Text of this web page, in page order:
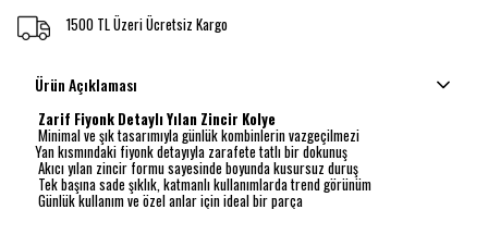
1500 TL Üzeri Ücretsiz Kargo
Ürün Açıklaması
Zarif Fiyonk Detaylı Yılan Zincir Kolye
Minimal ve şık tasarımıyla günlük kombinlerin vazgeçilmezi
Yan kısmındaki fiyonk detayıyla zarafete tatlı bir dokunuş
Akıcı yılan zincir formu sayesinde boyunda kusursuz duruş
Tek başına sade şıklık, katmanlı kullanımlarda trend görünüm
Günlük kullanım ve özel anlar için ideal bir parça